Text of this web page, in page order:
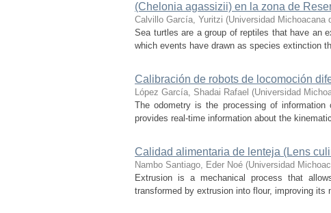
(Chelonia agassizii) en la zona de
Calvillo García, Yuritzi (Universidad Michoacana
Sea turtles are a group of reptiles that have an
which events have drawn as species extinction
Calibración de robots de locomoción
López García, Shadai Rafael (Universidad
The odometry is the processing of
provides real-time information about the
Calidad alimentaria de lenteja (Lens
Nambo Santiago, Eder Noé (Universidad
Extrusion is a mechanical process that
transformed by extrusion into flour, improving